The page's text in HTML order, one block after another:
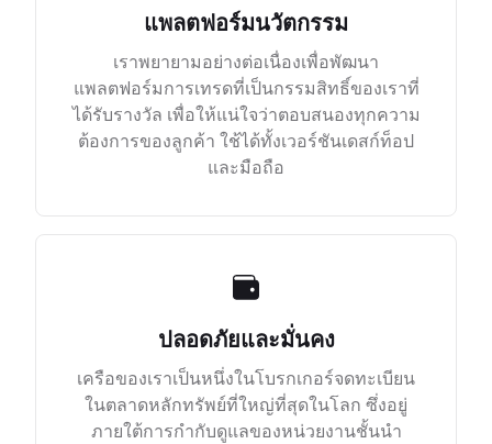
แพลตฟอร์มนวัตกรรม
เราพยายามอย่างต่อเนื่องเพื่อพัฒนา
แพลตฟอร์มการเทรดที่เป็นกรรมสิทธิ์ของเราที่
ได้รับรางวัล เพื่อให้แน่ใจว่าตอบสนองทุกความ
ต้องการของลูกค้า ใช้ได้ทั้งเวอร์ชันเดสก์ท็อป
และมือถือ
ปลอดภัยและมั่นคง
เครือของเราเป็นหนึ่งในโบรกเกอร์จดทะเบียน
ในตลาดหลักทรัพย์ที่ใหญ่ที่สุดในโลก ซึ่งอยู่
ภายใต้การกำกับดูแลของหน่วยงานชั้นนำ